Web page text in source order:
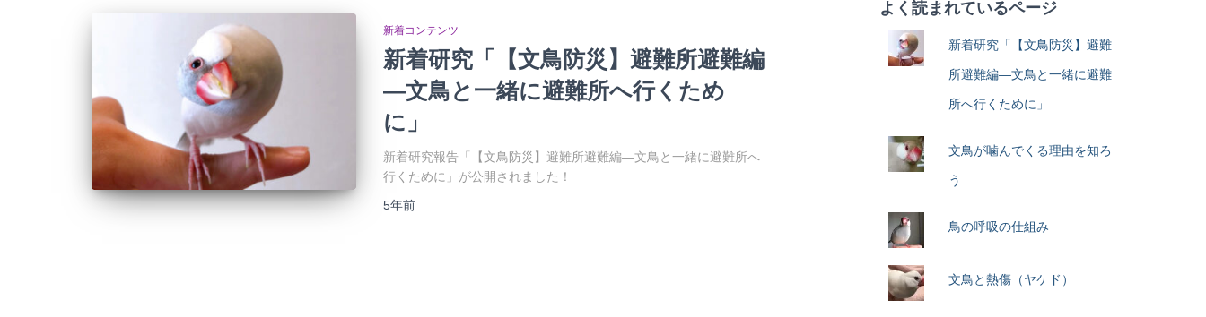
新着コンテンツ
新着研究「【文鳥防災】避難所避難編
―文鳥と一緒に避難所へ行くため
に」
新着研究報告「【文鳥防災】避難所避難編―文鳥と一緒に避難所へ
行くために」が公開されました！
5年前
よく読まれているページ
新着研究「【文鳥防災】避難
所避難編―文鳥と一緒に避難
所へ行くために」
文鳥が噛んでくる理由を知ろ
う
鳥の呼吸の仕組み
文鳥と熱傷（ヤケド）